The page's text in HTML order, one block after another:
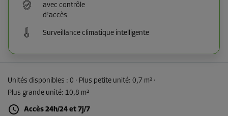
avec contrôle
d’accès
Surveillance climatique intelligente
Unités disponibles : 0 · Plus petite unité: 0,7 m² ·
Plus grande unité: 10,8 m²
Accès 24h/24 et 7j/7